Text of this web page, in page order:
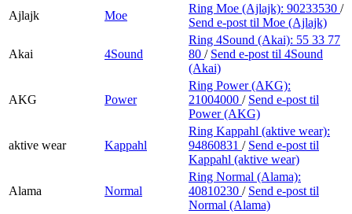
Ajlajk
Moe
Ring Moe (Ajlajk): 90233530 /
Send e-post til Moe (Ajlajk)
Akai 4Sound
Ring 4Sound (Akai): 55 33 77
80 / Send e-post til 4Sound
(Akai)
AKG Power
Ring Power (AKG):
21004000 / Send e-post til
Power (AKG)
aktive wear Kappahl
Ring Kappahl (aktive wear):
94860831 / Send e-post til
Kappahl (aktive wear)
Alama Normal
Ring Normal (Alama):
40810230 / Send e-post til
Normal (Alama)